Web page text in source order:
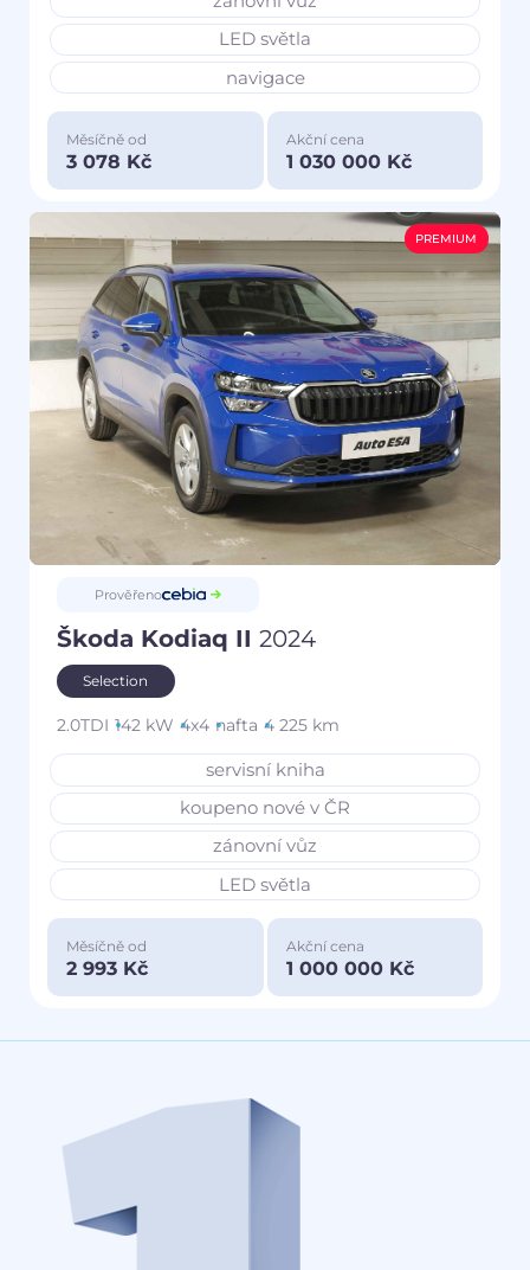
LED světla
navigace
Měsíčně od
3 078 Kč
Akční cena
1 030 000 Kč
PREMIUM
Prověřeno
Škoda Kodiaq II 2024
Selection
2.0TDI 142 kW 4x4 nafta 4 225 km
servisní kniha
koupeno nové v ČR
zánovní vůz
LED světla
Měsíčně od
2 993 Kč
Akční cena
1 000 000 Kč